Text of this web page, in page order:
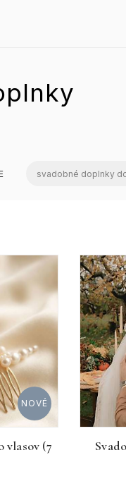
NOVÉ
vlasov (7